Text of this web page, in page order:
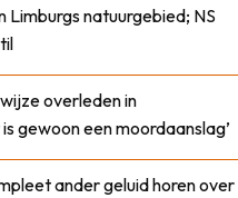
Limburgs natuurgebied; NS
overleden in
gewoon een moordaanslag’
ander geluid horen over